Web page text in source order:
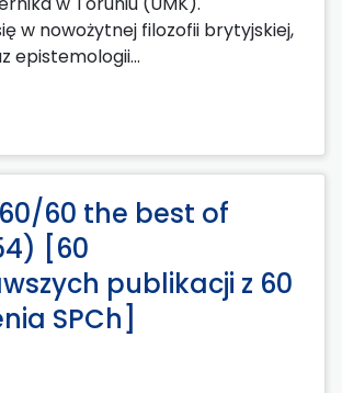
w nowożytnej filozofii brytyjskiej,
epistemologii...
60 the best of
[60
publikacji z 60
SPCh]